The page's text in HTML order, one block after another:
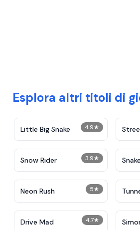
Esplora altri titoli di
4.9★
Little Big Snake
3.9★
Snow Rider
5★
Neon Rush
4.7★
Drive Mad